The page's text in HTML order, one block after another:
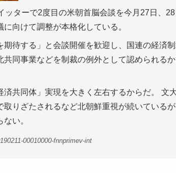
ッターで2度目の米朝首脳会談を今月27日、
向けて調整が本格化している。
待する」と会談開催を歓迎し、国連の経済
同事業などを制裁の例外として認められる
共同体」実現を大きく左右するからだ。 文
りざたされるなど北朝鮮重視が続いている
い。
00010000-fnnprimev-int